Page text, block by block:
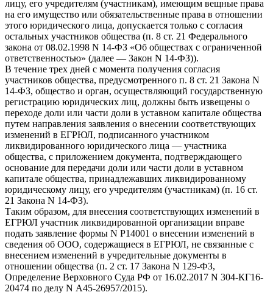
лицу, его учредителям (участникам), имеющим вещные права
на его имущество или обязательственные права в отношении
этого юридического лица, допускается только с согласия
остальных участников общества (п. 8 ст. 21 Федерального
закона от 08.02.1998 N 14-ФЗ «Об обществах с ограниченной
ответственностью» (далее — Закон N 14-ФЗ)).
В течение трех дней с момента получения согласия
участников общества, предусмотренного п. 8 ст. 21 Закона N
14-ФЗ, общество и орган, осуществляющий государственную
регистрацию юридических лиц, должны быть извещены о
переходе доли или части доли в уставном капитале общества
путем направления заявления о внесении соответствующих
изменений в ЕГРЮЛ, подписанного участником
ликвидированного юридического лица — участника
общества, с приложением документа, подтверждающего
основание для передачи доли или части доли в уставном
капитале общества, принадлежавших ликвидированному
юридическому лицу, его учредителям (участникам) (п. 16 ст.
21 Закона N 14-ФЗ).
Таким образом, для внесения соответствующих изменений в
ЕГРЮЛ участник ликвидированной организации вправе
подать заявление формы N Р14001 о внесении изменений в
сведения об ООО, содержащиеся в ЕГРЮЛ, не связанные с
внесением изменений в учредительные документы в
отношении общества (п. 2 ст. 17 Закона N 129-ФЗ,
Определение Верховного Суда РФ от 16.02.2017 N 304-КГ16-
20474 по делу N А45-26957/2015).